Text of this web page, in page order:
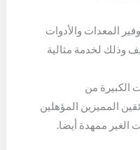
المعدات والأدوات
وذلك لخدمة مثالية
الكبيرة من
المميزين المؤهلين
ممهدة أيضا.